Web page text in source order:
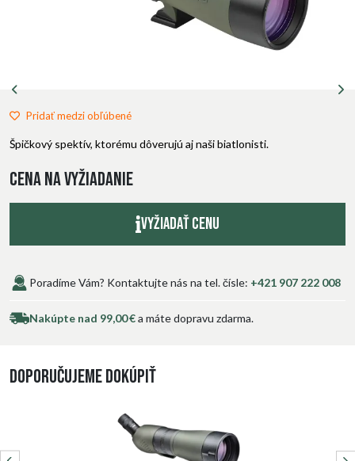
Pridať medzi obľúbené
Špičkový spektív, ktorému dôverujú aj naši biatlonisti.
Cena na vyžiadanie
Vyžiadať cenu
Poradíme Vám? Kontaktujte nás na tel. čísle: +421 907 222 008
Nakúpte nad 99,00 €a máte dopravu zdarma.
Doporučujeme dokúpiť